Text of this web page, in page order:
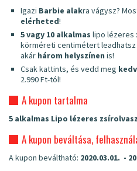
Igazi Barbie alakra vágysz?
elérheted!
5 vagy 10 alkalmas lipo lézeres
körméreti centimétert leadhatsz
akár három helyszínen is!
Csak kattints, és vedd meg
2.990 Ft-tól!
A kupon tartalma
5 alkalmas Lipo lézeres
A kupon beváltása,
A kupon beváltható: 2020.03.01. -